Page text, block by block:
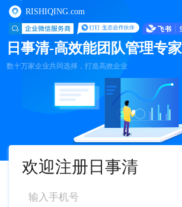
RISHIQING.com
日事清-高效能团队管理专家
数十万家企业共同选择，打造高效企业
欢迎注册日事清